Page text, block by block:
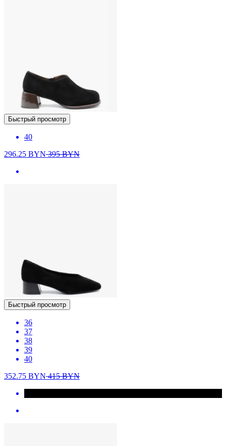
Быстрый просмотр
40
296.25 BYN395BYN
Быстрый просмотр
36
37
38
39
40
352.75 BYN415BYN